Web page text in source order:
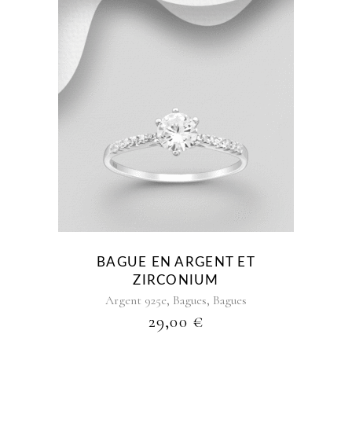
Ce
produit
a
plusieurs
variations.
peuvent
choisies
sur
la
page
BAGUE EN ARGENT ET
ZIRCONIUM
Argent 925e, Bagues, Bagues
29,00 €